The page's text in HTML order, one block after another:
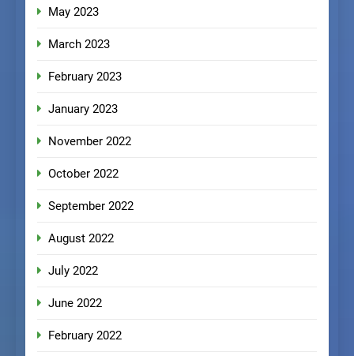
May 2023
March 2023
February 2023
January 2023
November 2022
October 2022
September 2022
August 2022
July 2022
June 2022
February 2022